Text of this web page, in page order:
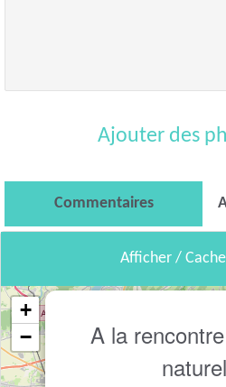
Ajouter des
Commentaires
Afficher /
A la
+
−